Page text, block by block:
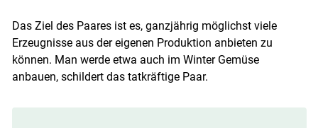
Das Ziel des Paares ist es, ganzjährig möglichst viele
Erzeugnisse aus der eigenen Produktion anbieten zu
können. Man werde etwa auch im Winter Gemüse
anbauen, schildert das tatkräftige Paar.